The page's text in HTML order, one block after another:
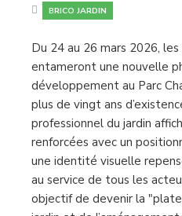
BRICO JARDIN
Du 24 au 26 mars 2026, les
entameront une nouvelle
développement au Parc
plus de vingt ans
professionnel du jardin
renforcées avec un
une identité visuelle
au service de tous les
objectif de devenir la